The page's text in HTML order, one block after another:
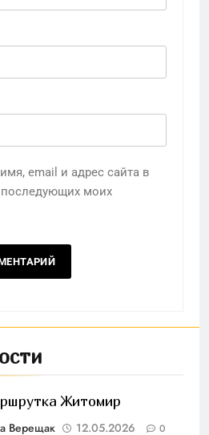
email и адрес сайта в
последующих моих
Житомир
Верещак 12.05.2026 0